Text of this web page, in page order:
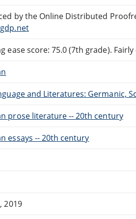
by the Online Distributed
ease score: 75.0 (7th grade).
and Literatures: Germanic,
prose literature -- 20th century
essays -- 20th century
2019